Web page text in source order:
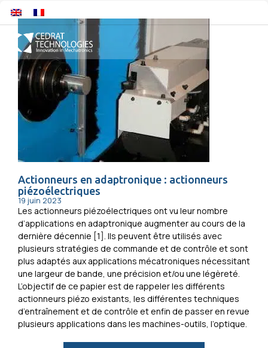
Actionneurs en adaptronique : actionneurs
piézoélectriques
19 juin 2023
Les actionneurs piézoélectriques ont vu leur nombre
d’applications en adaptronique augmenter au cours de la
dernière décennie [1]. Ils peuvent être utilisés avec
plusieurs stratégies de commande et de contrôle et sont
plus adaptés aux applications mécatroniques nécessitant
une largeur de bande, une précision et/ou une légèreté.
L’objectif de ce papier est de rappeler les différents
actionneurs piézo existants, les différentes techniques
d’entraînement et de contrôle et enfin de passer en revue
plusieurs applications dans les machines-outils, l’optique.